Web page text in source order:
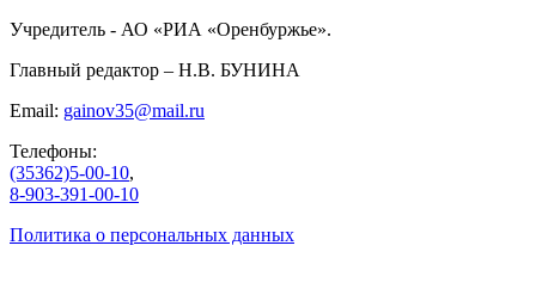
Учредитель - АО «РИА «Оренбуржье».
Главный редактор – Н.В. БУНИНА
Email: gainov35@mail.ru
Телефоны:
(35362)5-00-10,
8-903-391-00-10
Политика о персональных данных